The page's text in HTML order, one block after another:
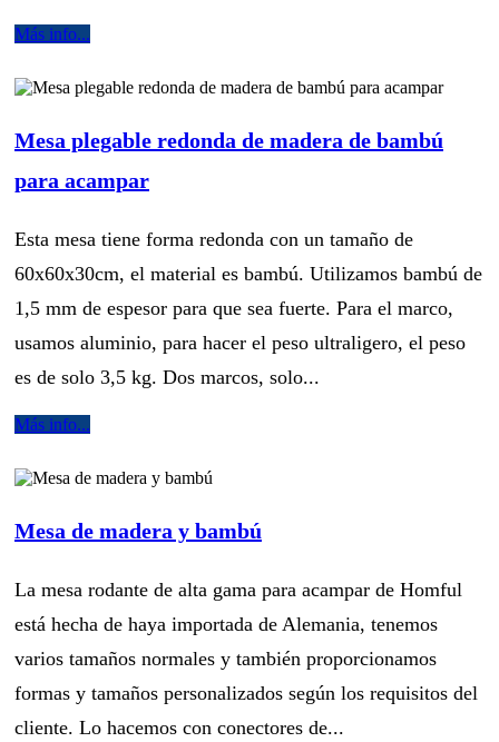
Más info...
Mesa plegable redonda de madera de bambú
para acampar
Esta mesa tiene forma redonda con un tamaño de
60x60x30cm, el material es bambú. Utilizamos bambú de
1,5 mm de espesor para que sea fuerte. Para el marco,
usamos aluminio, para hacer el peso ultraligero, el peso
es de solo 3,5 kg. Dos marcos, solo...
Más info...
Mesa de madera y bambú
La mesa rodante de alta gama para acampar de Homful
está hecha de haya importada de Alemania, tenemos
varios tamaños normales y también proporcionamos
formas y tamaños personalizados según los requisitos del
cliente. Lo hacemos con conectores de...